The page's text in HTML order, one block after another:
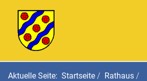
Aktuelle Seite: Startseite Rathaus